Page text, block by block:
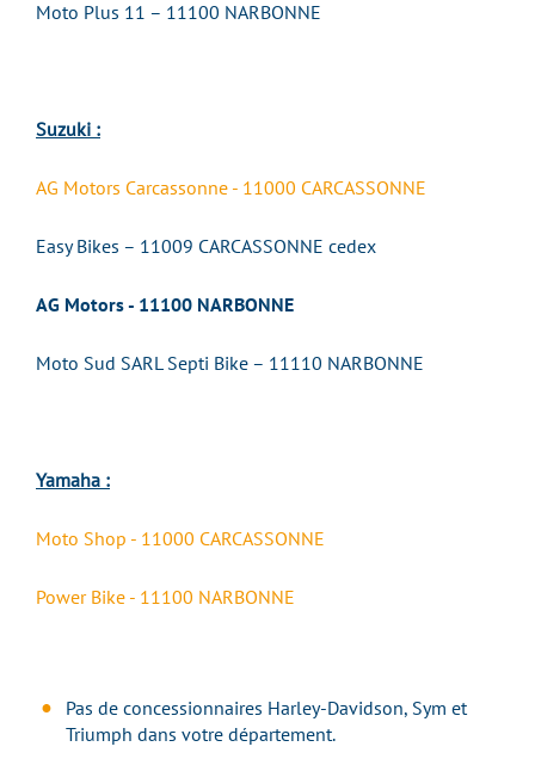
Moto Plus 11 – 11100 NARBONNE
Suzuki :
AG Motors Carcassonne - 11000 CARCASSONNE
Easy Bikes – 11009 CARCASSONNE cedex
AG Motors - 11100 NARBONNE
Moto Sud SARL Septi Bike – 11110 NARBONNE
Yamaha :
Moto Shop - 11000 CARCASSONNE
Power Bike - 11100 NARBONNE
Pas de concessionnaires Harley-Davidson, Sym et
Triumph dans votre département.